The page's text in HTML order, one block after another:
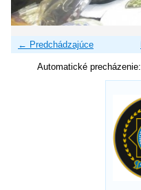
← Predchádzajúce
Automatické precházenie: